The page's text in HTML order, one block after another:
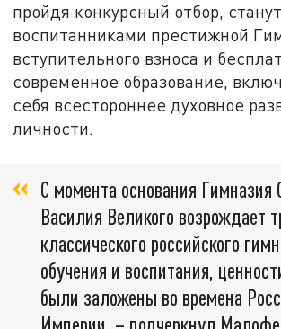
пройдя конкурсный отбор, станут
воспитанниками престижной
вступительного взноса и
современное образование,
себя всестороннее духовное
личности.
С момента основания Гимназия
Василия Великого возрождает
классического российского
обучения и воспитания,
были заложены во времена
Империи, – подчеркнул